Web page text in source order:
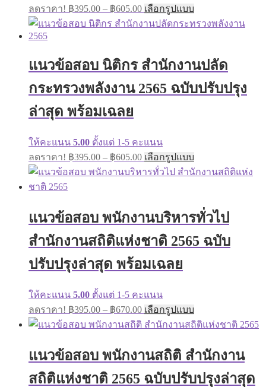
ลดราคา! ฿395.00 – ฿605.00Price
range:
฿395.00
เลือกรูปแบบ
product
has
The
options
may
be
แนวข้อสอบ นิติกร สำนักงานปลัด
กระทรวงพลังงาน 2565 ฉบับปรับปรุง
ล่าสุด พร้อมเฉลย
ให้คะแนน 5.00 ตั้งแต่ 1-5 คะแนน
ลดราคา! ฿395.00 – ฿605.00Price
range:
฿395.00
เลือกรูปแบบ
product
has
The
options
be
chosen
แนวข้อสอบ พนักงานบริหารทั่วไป
สำนักงานสถิติแห่งชาติ 2565 ฉบับ
ปรับปรุงล่าสุด พร้อมเฉลย
ให้คะแนน 5.00 ตั้งแต่ 1-5 คะแนน
ลดราคา! ฿395.00 – ฿670.00Price
range:
฿395.00
฿670.00
เลือกรูปแบบ
product
has
variants.
The
options
may
แนวข้อสอบ พนักงานสถิติ สำนักงาน
สถิติแห่งชาติ 2565 ฉบับปรับปรุงล่าสุด